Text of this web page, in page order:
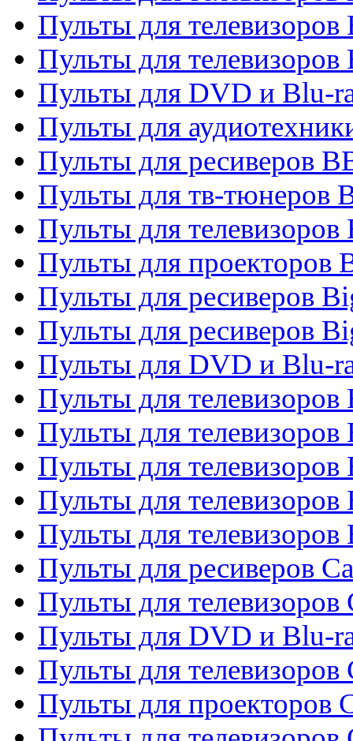
Пульты для
Пульты для
Пульты для DVD и Blu-
Пульты для
Пульты для ресиверов
Пульты для тв-тюнеров
Пульты для телевизоров
Пульты для проекторов
Пульты для ресиверов
Пульты для ресиверов
Пульты для DVD и Blu-
Пульты для телевизоров
Пульты для телевизоров
Пульты для телевизоров
Пульты для телевизоров
Пульты для телевизоров
Пульты для ресиверов
Пульты для телевизоров
Пульты для DVD и Blu-
Пульты для телевизоров
Пульты для проекторов